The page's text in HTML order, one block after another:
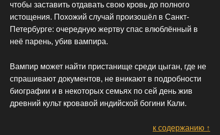
чтобы заставить отдавать свою кровь до полного
истощения. Похожий случай произошёл в Санкт-
Петербурге: очередную жертву спас влюблённый в
неё парень, убив вампира.
Вампир может найти пристанище среди цыган, где не
спрашивают документов, не вникают в подробности
биографии и в некоторых семьях по сей день жив
древний культ кровавой индийской богини Кали.
к содержанию ↑